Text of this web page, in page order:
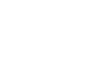
10:46
et de l’Étoile